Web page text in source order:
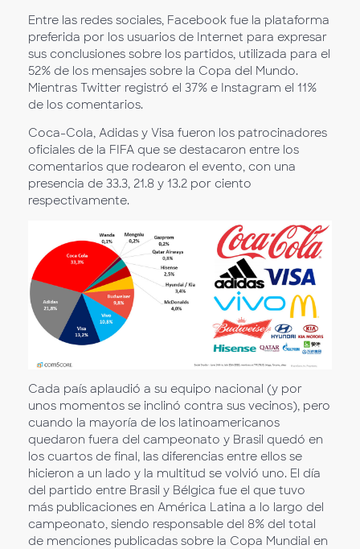
Entre las redes sociales, Facebook fue la plataforma
preferida por los usuarios de Internet para expresar
sus conclusiones sobre los partidos, utilizada para el
52% de los mensajes sobre la Copa del Mundo.
Mientras Twitter registró el 37% e Instagram el 11%
de los comentarios.
Coca-Cola, Adidas y Visa fueron los patrocinadores
oficiales de la FIFA que se destacaron entre los
comentarios que rodearon el evento, con una
presencia de 33.3, 21.8 y 13.2 por ciento
respectivamente.
Cada país aplaudió a su equipo nacional (y por
unos momentos se inclinó contra sus vecinos), pero
cuando la mayoría de los latinoamericanos
quedaron fuera del campeonato y Brasil quedó en
los cuartos de final, las diferencias entre ellos se
hicieron a un lado y la multitud se volvió uno. El día
del partido entre Brasil y Bélgica fue el que tuvo
más publicaciones en América Latina a lo largo del
campeonato, siendo responsable del 8% del total
de menciones publicadas sobre la Copa Mundial en